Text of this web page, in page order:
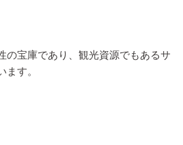
などで、沖縄はもちろん世界的
刻化しています。
らをえさとする大きな魚も居な
ていきます。漁業者にとっての
の宝庫であり、観光資源でもあるサ
す。